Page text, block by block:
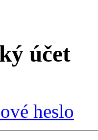
účet
heslo